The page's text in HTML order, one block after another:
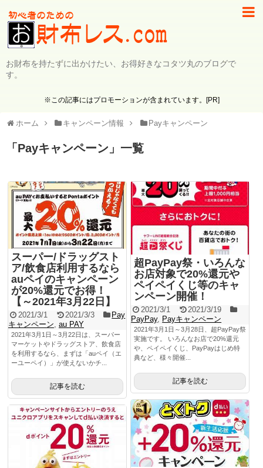
お財布を持たずに出かけたい、お得好きなコタツ丸のブログで
す。
※この記事にはプロモーションが含まれています。[PR]
ホーム キャンペーン情報 Payキャンペーン
「 Payキャンペーン 」 一覧
スーパー/ドラッグスト
ア/飲食店利用するなら
auペイのキャンペーン
が20%還元でお得！
【～2021年3月22日】
2021/3/1 2021/3/3
Pay
キャンペーン au PAY
2021年3月1日～3月22日は、スーパー
マーケットやドラッグストア、飲食店
を利用するなら、まずは「auペイ（エ
ーユーペイ）」が使えないかチ...
記事を読む
超PayPay祭・いろんな
お店対象で20%還元や
ペイペイくじ等のキャ
ンペーン開催！
2021/3/1
2021/3/19
PayPay, Payキャンペーン
2021年3月1日～3月28日、超PayPay祭
実施です。 いろんなお店で20%還元
や、ペイペイくじ、PayPayはじめ特
典など、様々開催...
記事を読む